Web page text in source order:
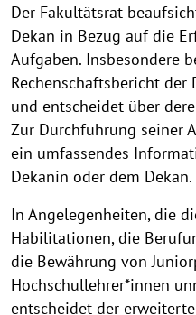
Der Fakultätsrat
Dekan in Bezug auf die
Aufgaben. Insbesondere
Rechenschaftsbericht der
und entscheidet über
Zur Durchführung seiner
ein umfassendes
Dekanin oder dem Dekan.
In Angelegenheiten, die
Habilitationen, die
die Bewährung von
Hochschullehrer*innen
entscheidet der